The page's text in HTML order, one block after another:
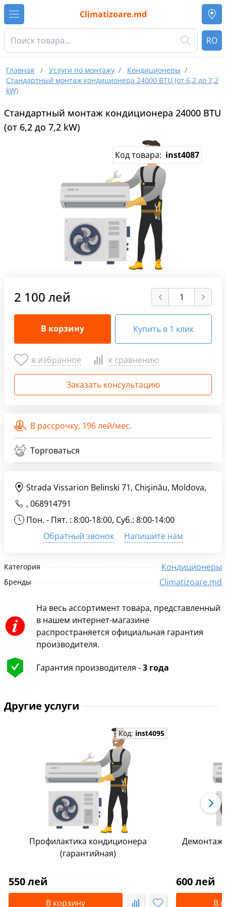
Climatizoare.md
RO
Главная / Услуги по монтажу / Кондиционеры /
Стандартный монтаж кондиционера 24000 BTU (от 6,2 до 7,2
kW)
Стандартный монтаж кондиционера 24000 BTU
(от 6,2 до 7,2 kW)
Код товара: inst4087
Категория Кондиционеры
Бренды Climatizoare.md
На весь ассортимент товара, представленный
в нашем интернет-магазине
распространяется официальная гарантия
производителя.
Гарантия производителя -3 года
2 100 лей
В корзину Купить в 1 клик
в избранное к сравнению
Заказать консультацию
В рассрочку, 196 лей/мес.
Торговаться
Strada Vissarion Belinski 71, Chişinău, Moldova,
, 068914791
Пон. - Пят. : 8:00-18:00, Суб.: 8:00-14:00
Обратный звонок
Напишите нам
Другие услуги
Код: inst4095
Профилактика кондиционера
(гарантийная)
550 лей
В корзину
600 лей
В